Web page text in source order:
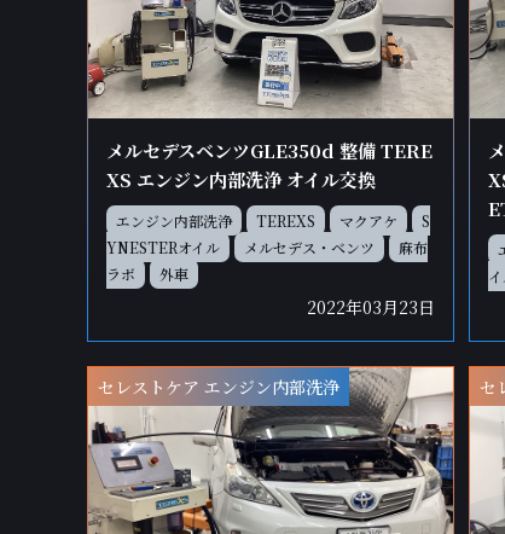
メルセデスベンツGLE350d 整備 TERE
XS エンジン内部洗浄 オイル交換
エンジン内部洗浄 TEREXS マクアケ
S
YNESTERオイル
メルセデス・ベンツ
麻布
ラボ
外車
2022年03月23日
セレストケア エンジン内部洗浄 セ